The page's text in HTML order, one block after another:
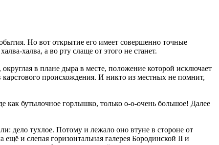
Но вот открытие его имеет совершенно точные
халва, а во рту слаще от этого не станет.
в плане дыра в месте, положение которой исключает
происхождения. И никто из местных не помнит,
как бутылочное горлышко, только о-о-очень большое! Далее
дело тухлое. Потому и лежало оно втуне в стороне от
и слепая горизонтальная галерея Бородинской II и